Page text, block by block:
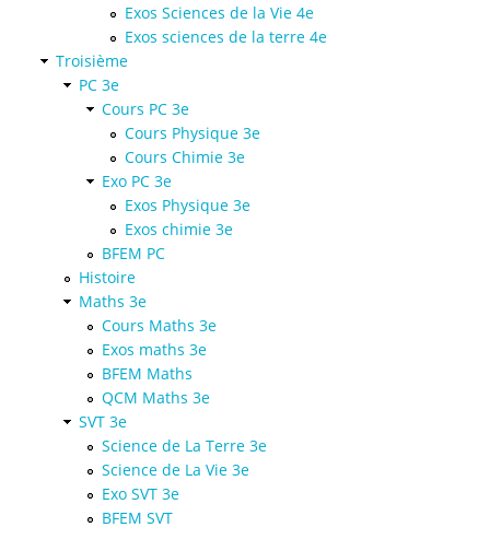
Exos Sciences de la Vie 4e
Exos sciences de la terre 4e
Troisième
PC 3e
Cours PC 3e
Cours Physique 3e
Cours Chimie 3e
Exo PC 3e
Exos Physique 3e
Exos chimie 3e
BFEM PC
Histoire
Maths 3e
Cours Maths 3e
Exos maths 3e
BFEM Maths
QCM Maths 3e
SVT 3e
Science de La Terre 3e
Science de La Vie 3e
Exo SVT 3e
BFEM SVT